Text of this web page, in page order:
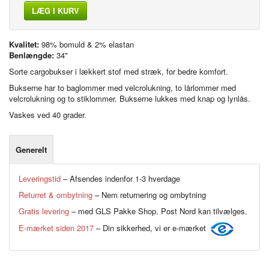
LÆG I KURV
Kvalitet: 98% bomuld & 2% elastan
Benlængde: 34"
Sorte cargobukser i lækkert stof med stræk, for bedre komfort.
Bukserne har to baglommer med velcrolukning, to lårlommer med
velcrolukning og to stiklommer. Bukserne lukkes med knap og lynlås.
Vaskes ved 40 grader.
Generelt
Leveringstid – Afsendes indenfor 1-3 hverdage
Returret & ombytning – Nem returnering og ombytning
Gratis levering – med GLS Pakke Shop. Post Nord kan tilvælges.
E-mærket siden 2017 – Din sikkerhed, vi er e-mærket